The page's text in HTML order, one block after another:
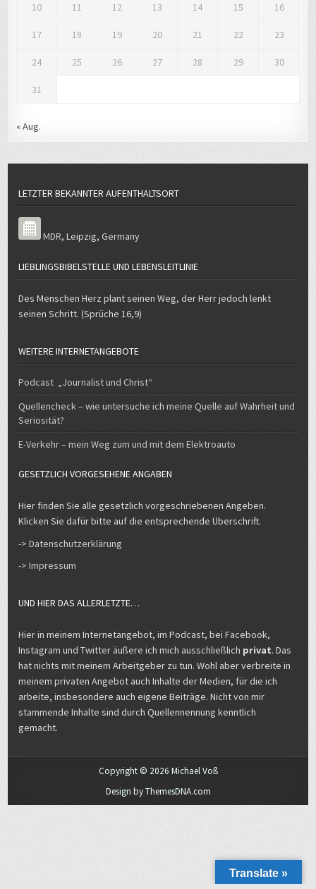
10 11 12 13 14 15 16
17 18 19 20 21 22 23
24 25 26 27 28 29 30
31
« Aug.
LETZTER BEKANNTER AUFENTHALTSORT
MDR,Leipzig,Germany
LIEBLINGSBIBELSTELLE UND LEBENSLEITLINIE
Des Menschen Herz plant seinen Weg, der Herr jedoch lenkt
seinen Schritt. (Sprüche 16,9)
WEITERE INTERNETANGEBOTE
Podcast „Journalist und Christ“
Quellencheck – wie untersuche ich meine Quelle auf Wahrheit und
Seriosität?
E-Verkehr – mein Weg zum und mit dem Elektroauto
GESETZLICH VORGESEHENE ANGABEN
Hier finden Sie alle gesetzlich vorgeschriebenen Angeben.
Klicken Sie dafür bitte auf die entsprechende Überschrift.
-> Datenschutzerklärung
-> Impressum
UND HIER DAS ALLERLETZTE…
Hier in meinem Internetangebot, im Podcast, bei Facebook,
Instagram und Twitter äußere ich mich ausschließlich privat. Das
hat nichts mit meinem Arbeitgeber zu tun. Wohl aber verbreite in
meinem privaten Angebot auch Inhalte der Medien, für die ich
arbeite, insbesondere auch eigene Beiträge. Nicht von mir
stammende Inhalte sind durch Quellennennung kenntlich
gemacht.
Copyright © 2026 Michael Voß
Design by ThemesDNA.com
Translate »